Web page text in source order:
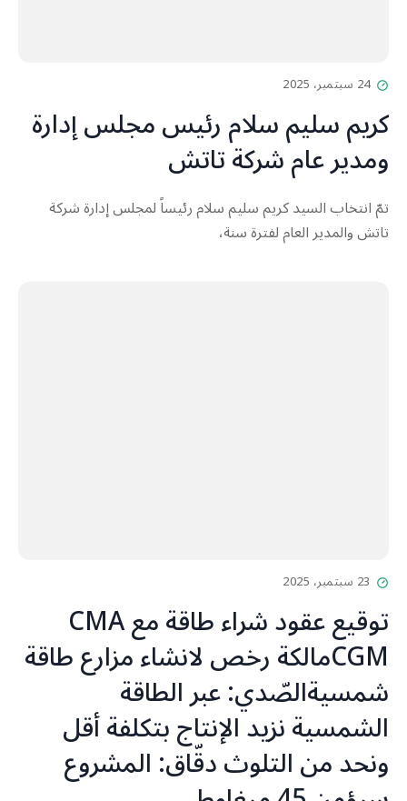
24 سبتمبر، 2025
كريم سليم سلام رئيس مجلس إدارة
ومدير عام شركة تاتش
تمّ انتخاب السيد كريم سليم سلام رئيساً لمجلس إدارة شركة
تاتش والمدير العام لفترة سنة،
23 سبتمبر، 2025
توقيع عقود شراء طاقة مع CMA
CGMمالكة رخص لانشاء مزارع طاقة
شمسيةالصّدي: عبر الطاقة
الشمسية نزيد الإنتاج بتكلفة أقل
ونحد من التلوث دقّاق: المشروع